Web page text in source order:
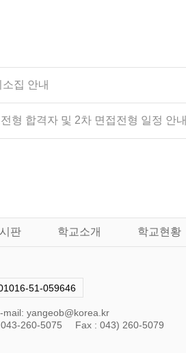
집 안내
형 합격자 및 2차 면접전형 일정 안내
판 학교소개 학교현황
51-059646
mail: yangeob@korea.kr
260-5075
Fax : 043) 260-5079